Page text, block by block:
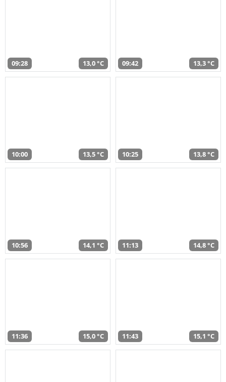
09:28 13,0 °C 09:42 13,3 °C
10:00 13,5 °C 10:25 13,8 °C
10:56 14,1 °C 11:13 14,8 °C
11:36 15,0 °C 11:43 15,1 °C